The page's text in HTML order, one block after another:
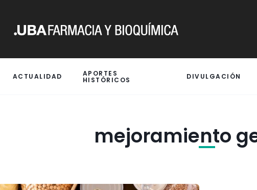
ACTUALIDAD APORTES
HISTÓRICOS DIVULGACIÓN
mejoramiento